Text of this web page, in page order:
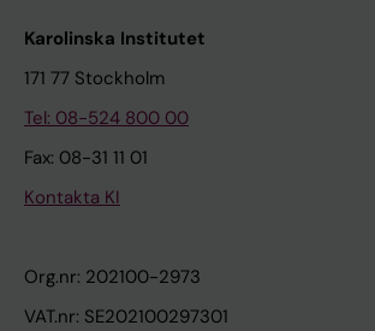
Karolinska Institutet
171 77 Stockholm
Tel: 08-524 800 00
Fax: 08-31 11 01
Kontakta KI
Org.nr: 202100-2973
VAT.nr: SE202100297301